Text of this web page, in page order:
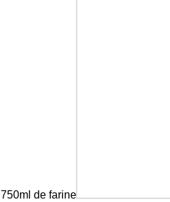
750ml de farine